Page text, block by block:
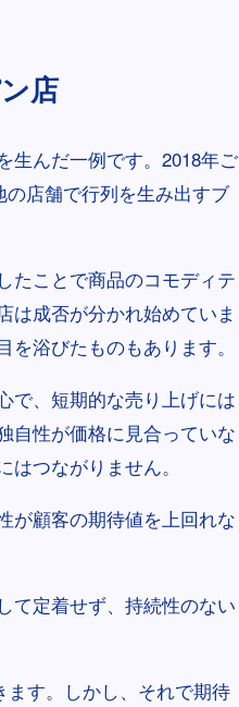
店
生んだ一例です。2018年ご
店舗で行列を生み出すブ
たことで商品のコモディテ
は成否が分かれ始めていま
浴びたものもあります。
で、短期的な売り上げには
自性が価格に見合っていな
つながりません。
が顧客の期待値を上回れな
て定着せず、持続性のない
ます。しかし、それで期待